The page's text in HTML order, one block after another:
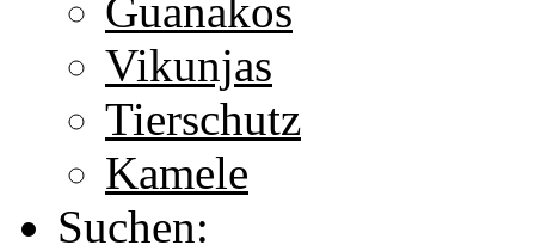
Guanakos
Vikunjas
Tierschutz
Kamele
Suchen: